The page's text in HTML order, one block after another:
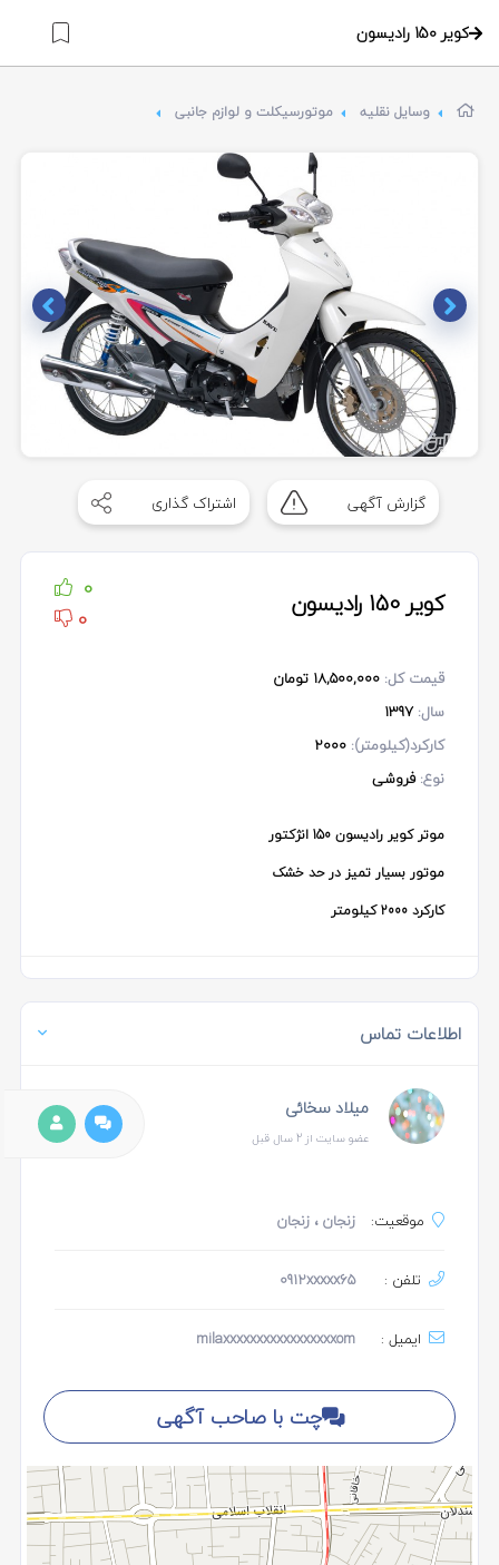
کویر 150 رادیسون
وسایل نقلیه موتورسیکلت و لوازم جانبی
گزارش آگهی اشتراک گذاری
کویر 150 رادیسون
0
0
قیمت کل: 18,500,000 تومان
سال:1397
کارکرد(کیلومتر): 2000
نوع:فروشی
موتر کویر رادیسون 150 انژکتور
موتور بسیار تمیز در حد خشک
کارکرد 2000 کیلومتر
اطلاعات تماس
میلاد سخائی
عضو سایت از 2 سال قبل
موقعیت: زنجان، زنجان
تلفن : 0912xxxxx65
ایمیل : milaxxxxxxxxxxxxxxxxxom
چت با صاحب آگهی